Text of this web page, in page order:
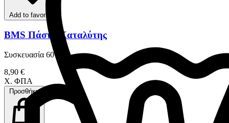
Add to favorites
BMS Πάστα Καταλύτης
Συσκευασία 60 ml
8,90 €
Χ. ΦΠΑ
Προσθήκη